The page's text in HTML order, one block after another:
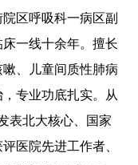
区呼吸科一病区副
一线十余年。擅长
、儿童间质性肺病
专业功底扎实。从
表北大核心、国家
医院先进工作者、